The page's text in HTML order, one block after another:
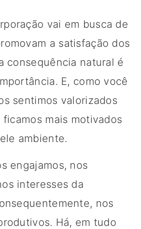
vai em busca de
a satisfação dos
consequência natural é
E, como você
sentimos valorizados
ficamos mais motivados
ambiente.
engajamos, nos
interesses da
nos
Há, em tudo